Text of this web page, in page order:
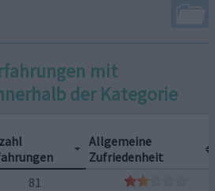
mit
der Kategorie
Allgemeine
Zufriedenheit
81